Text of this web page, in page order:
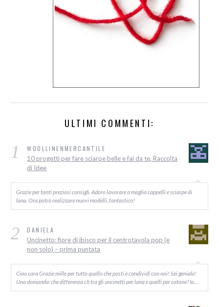
ULTIMI COMMENTI:
1 WOOLLINENMERCANTILE
10 progetti per fare sciarpe belle e fai da te, Raccolta
di Idee
Grazie per tanti preziosi consigli. Adoro lavorare a maglia cappelli e sciarpe di
lana. Ora potrò realizzare nuovi modelli, fantastico!
2 DANIELA
Uncinetto: fiore di ibisco per il centrotavola pop (e
non solo) – prima puntata
Ciao cara Grazie mille per tutto quello che posti e condividi con noi! Sei geniale!
Una domanda: che differenza c’è tra gli uncinetti per lana e quelli per cotone? Io…